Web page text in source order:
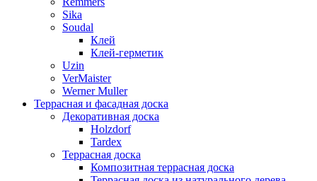
Sika
Soudal
Клей
Клей-герметик
Uzin
VerMaister
Werner Muller
Террасная и фасадная доска
Декоративная доска
Holzdorf
Tardex
Террасная доска
Композитная террасная доска